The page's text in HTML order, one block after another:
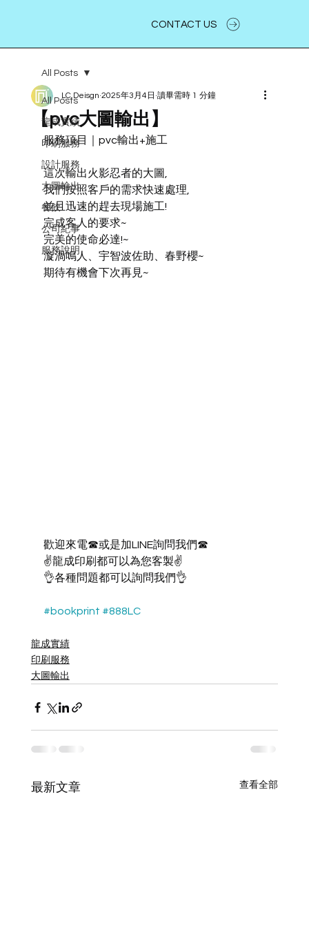
CONTACT US
All Posts
龍成實績
印刷服務
設計服務
大圖輸出
餐飲
公司紀事
服務說明
All Posts
【pvc大圖輸出】
LC.Deisgn 2025年3月4日 讀畢需時 1 分鐘
服務項目｜pvc輸出+施工
這次輸出火影忍者的大圖,
我們按照客戶的需求快速處理,
並且迅速的趕去現場施工!
完成客人的要求~
完美的使命必達!~
漩渦鳴人、宇智波佐助、春野櫻~
期待有機會下次再見~
歡迎來電☎或是加LINE詢問我們☎
✌龍成印刷都可以為您客製✌
👌各種問題都可以詢問我們👌
#bookprint #888LC
龍成實績
印刷服務
大圖輸出
最新文章 查看全部